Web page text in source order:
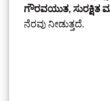
ಗೌರವಯುತ, ಸುರಕ್ಷಿತ
ನೆರವು ನೀಡುತ್ತದೆ.